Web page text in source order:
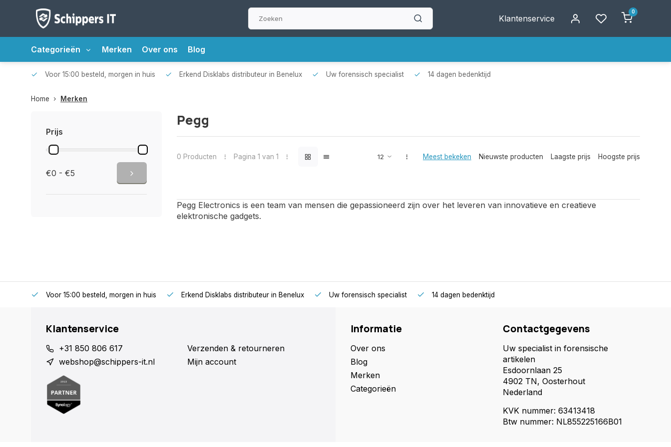
Klantenservice
0
Categorieën Merken Over ons Blog
Voor 15:00 besteld, morgen in huis Erkend Disklabs distributeur in Benelux Uw forensisch specialist 14 dagen bedenktijd
Home Merken
Prijs
€0 - €5
Pegg
0 Producten Pagina 1 van 1 Meest bekeken Nieuwste producten Laagste prijs Hoogste prijs
Pegg Electronics is een team van mensen die gepassioneerd zijn over het leveren van innovatieve en creatieve
elektronische gadgets.
Voor 15:00 besteld, morgen in huis Erkend Disklabs distributeur in Benelux Uw forensisch specialist 14 dagen bedenktijd
Klantenservice
+31 850 806 617
webshop@schippers-it.nl
Verzenden & retourneren
Mijn account
Informatie
Over ons
Blog
Merken
Categorieën
Contactgegevens
Uw specialist in forensische
artikelen
Esdoornlaan 25
4902 TN, Oosterhout
Nederland
KVK nummer: 63413418
Btw nummer: NL855225166B01